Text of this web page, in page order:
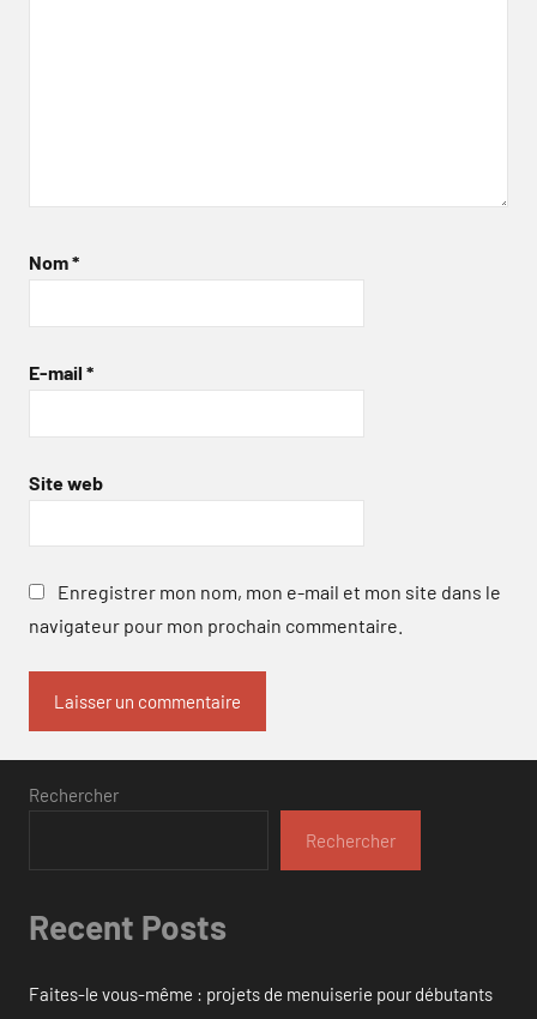
Nom*
E-mail *
Site web
Enregistrer mon nom, mon e-mail et mon site dans le
navigateur pour mon prochain commentaire.
Rechercher
Rechercher
Recent Posts
Faites-le vous-même : projets de menuiserie pour débutants